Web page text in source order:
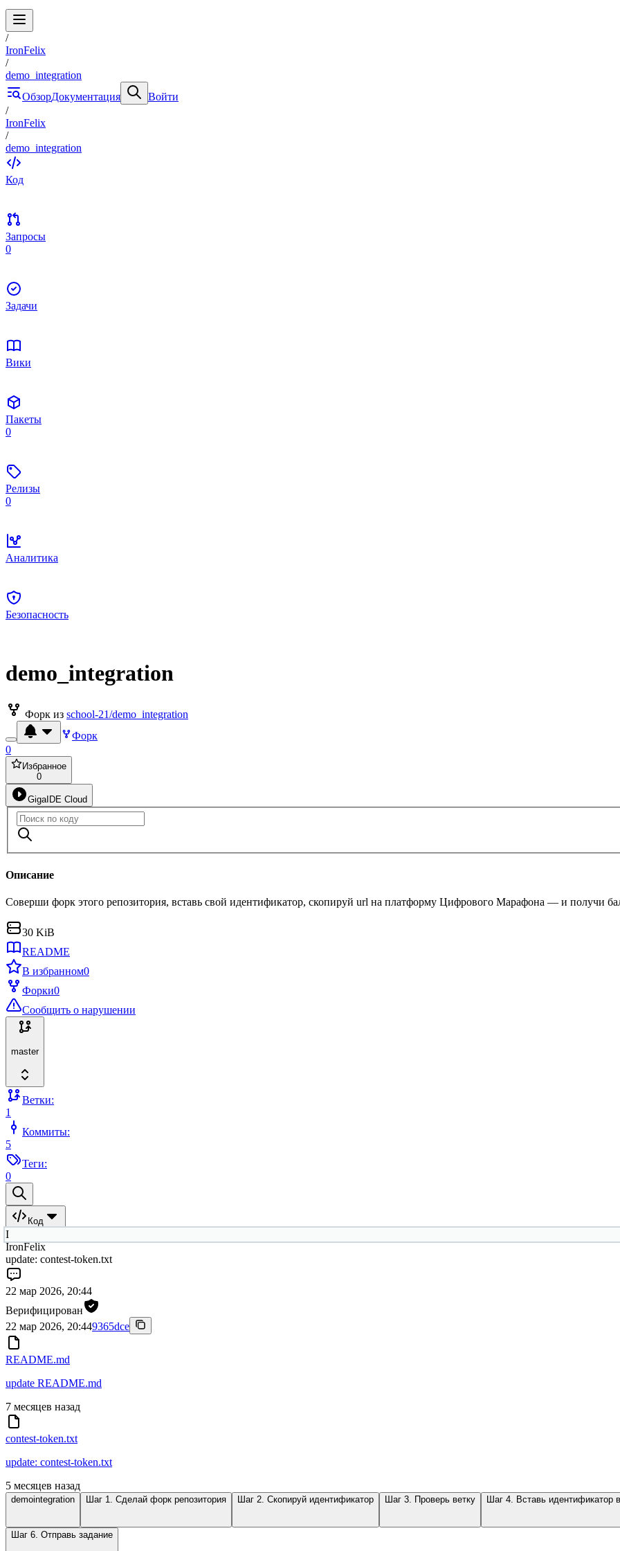
/
IronFelix
/
demo_integration
ОбзорДокументация
Войти
/
IronFelix
/
demo_integration
Код
Запросы
0
Задачи
Вики
Пакеты
0
Релизы
0
Аналитика
Безопасность
demo_integration
Форк из school-21/demo_integration
Форк
0
Избранное
0
GigaIDE Cloud
Описание
Соверши форк этого репозитория, вставь свой идентификатор, скопируй url на платформу Цифрового Марафона — и получи
30 KiB
README
В избранном0
Форки0
Сообщить о нарушении
master
Ветки:
1
Коммиты:
5
Теги:
0
Код
I
IronFelix
update: contest-token.txt
22 мар 2026, 20:44
Верифицирован
22 мар 2026, 20:449365dce
README.md
update README.md
7 месяцев назад
contest-token.txt
update: contest-token.txt
5 месяцев назад
demointegration Шаг 1. Сделай форк репозитория Шаг 2. Скопируй идентификатор Шаг 3. Проверь ветку Шаг 4. Вставь идентификатор
Шаг 6. Отправь задание